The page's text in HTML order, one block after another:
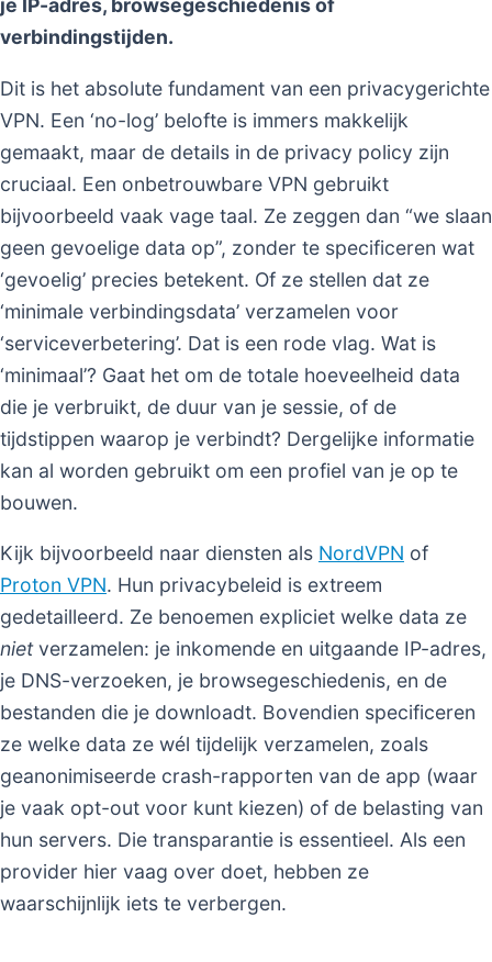
je IP-adres, browsegeschiedenis of
verbindingstijden.
Dit is het absolute fundament van een privacygerichte
VPN. Een ‘no-log’ belofte is immers makkelijk
gemaakt, maar de details in de privacy policy zijn
cruciaal. Een onbetrouwbare VPN gebruikt
bijvoorbeeld vaak vage taal. Ze zeggen dan “we slaan
geen gevoelige data op”, zonder te specificeren wat
‘gevoelig’ precies betekent. Of ze stellen dat ze
‘minimale verbindingsdata’ verzamelen voor
‘serviceverbetering’. Dat is een rode vlag. Wat is
‘minimaal’? Gaat het om de totale hoeveelheid data
die je verbruikt, de duur van je sessie, of de
tijdstippen waarop je verbindt? Dergelijke informatie
kan al worden gebruikt om een profiel van je op te
bouwen.
Kijk bijvoorbeeld naar diensten als NordVPN of
Proton VPN. Hun privacybeleid is extreem
gedetailleerd. Ze benoemen expliciet welke data ze
nietverzamelen: je inkomende en uitgaande IP-adres,
je DNS-verzoeken, je browsegeschiedenis, en de
bestanden die je downloadt. Bovendien specificeren
ze welke data ze wél tijdelijk verzamelen, zoals
geanonimiseerde crash-rapporten van de app (waar
je vaak opt-out voor kunt kiezen) of de belasting van
hun servers. Die transparantie is essentieel. Als een
provider hier vaag over doet, hebben ze
waarschijnlijk iets te verbergen.